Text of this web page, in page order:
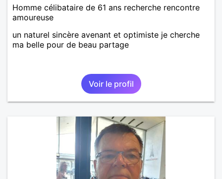
Homme célibataire de 61 ans recherche rencontre
amoureuse
un naturel sincère avenant et optimiste je cherche
ma belle pour de beau partage
Voir le profil